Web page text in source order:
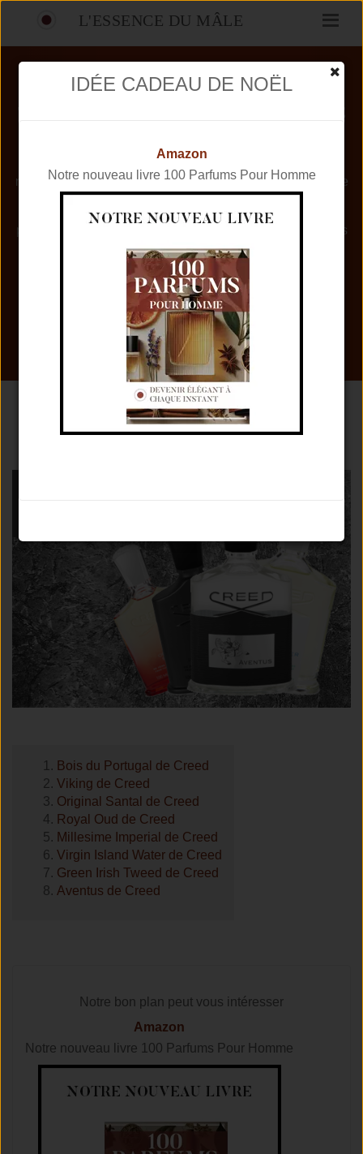
L'ESSENCE DU MÂLE
TOP DES PARFUMS CREED POUR HOMME
qualité, la marque Creed est sans aucun doute une
référence incontournable. Avec un savoir-faire transmis de
parfumerie de renom propose une sélection de fragrances
d'exception pour les homm
Posté par : La Rédac', le 2024-01-27 -
Bois du Portugal de Creed
Viking de Creed
Original Santal de Creed
Royal Oud de Creed
Millesime Imperial de Creed
Virgin Island Water de Creed
Green Irish Tweed de Creed
Aventus de Creed
Notre bon plan peut vous intéresser
Amazon
Notre nouveau livre 100 Parfums Pour Homme
IDÉE CADEAU DE NOËL
Amazon
Notre nouveau livre 100 Parfums Pour Homme